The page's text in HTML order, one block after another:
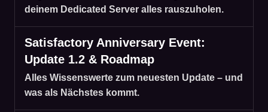
deinem Dedicated Server alles rauszuholen.
Satisfactory Anniversary Event:
Update 1.2 & Roadmap
Alles Wissenswerte zum neuesten Update – und
was als Nächstes kommt.